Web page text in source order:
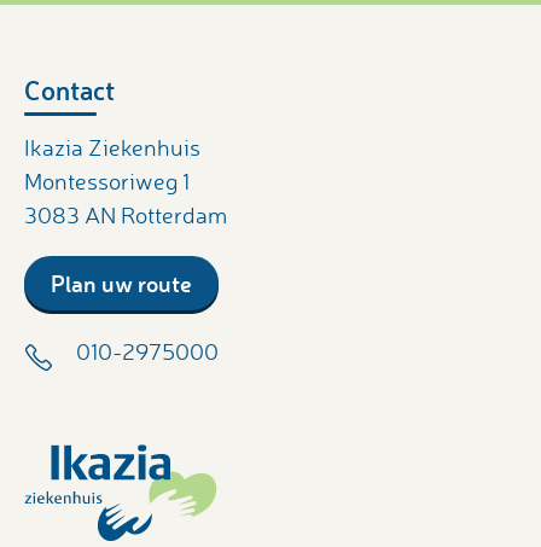
Contact
Ikazia Ziekenhuis
Montessoriweg 1
3083 AN Rotterdam
Plan uw route
010-2975000